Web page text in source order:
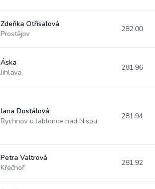
Zdeňka Otřísalová
Prostějov
282.00
Áska
Jihlava
281.96
Jana Dostálová
Rychnov u Jablonce nad Nisou
281.94
Petra Valtrová
Křečhoř
281.92